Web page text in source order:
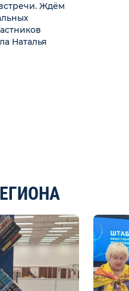
Ждём
Наталья